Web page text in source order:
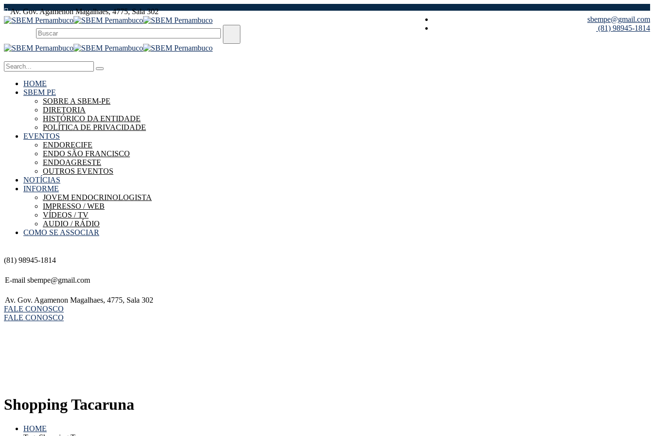
Av. Gov. Agamenon Magalhaes, 4775, Sala 302
sbempe@gmail.com
(81) 98945-1814
HOME
SBEM PE
SOBRE A SBEM-PE
DIRETORIA
HISTÓRICO DA ENTIDADE
POLÍTICA DE PRIVACIDADE
EVENTOS
ENDORECIFE
ENDO SÃO FRANCISCO
ENDOAGRESTE
OUTROS EVENTOS
NOTÍCIAS
INFORME
JOVEM ENDOCRINOLOGISTA
IMPRESSO / WEB
VÍDEOS / TV
AUDIO / RÁDIO
COMO SE ASSOCIAR
(81) 98945-1814
E-mail sbempe@gmail.com
Av. Gov. Agamenon Magalhaes, 4775, Sala 302
FALE CONOSCO
FALE CONOSCO
Shopping Tacaruna
HOME